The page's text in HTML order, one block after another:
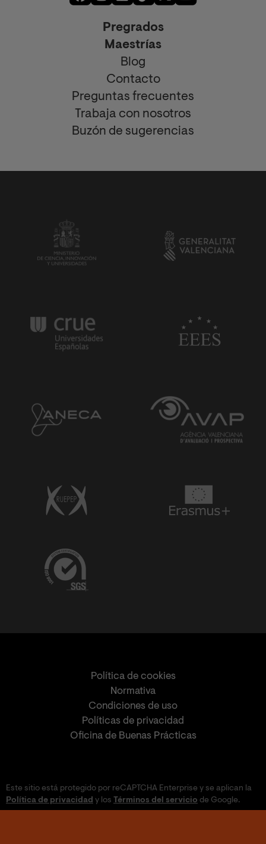
Pregrados
Maestrías
Blog
Contacto
Preguntas frecuentes
Trabaja con nosotros
Buzón de sugerencias
Política de cookies
Normativa
Condiciones de uso
Políticas de privacidad
Oficina de Buenas Prácticas
Este sitio está protegido por reCAPTCHA Enterprise y se aplican la
Política de privacidad y los Términos del servicio de Google.